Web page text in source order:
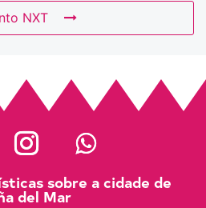
NXT
sobre a cidade de
del Mar